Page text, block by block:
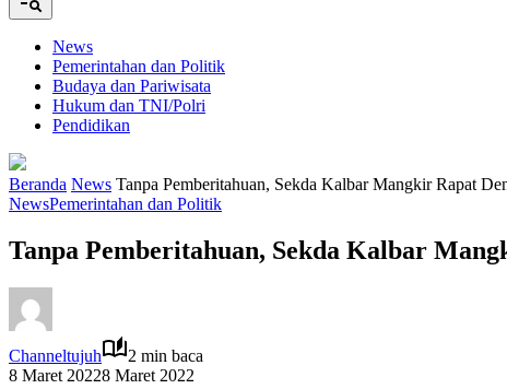
News
Pemerintahan dan Politik
Budaya dan Pariwisata
Hukum dan TNI/Polri
Pendidikan
Beranda News Tanpa Pemberitahuan, Sekda Kalbar Mangkir Rapat
NewsPemerintahan dan Politik
Tanpa Pemberitahuan, Sekda Kalbar
Channeltujuh
2 min baca
8 Maret 20228 Maret 2022